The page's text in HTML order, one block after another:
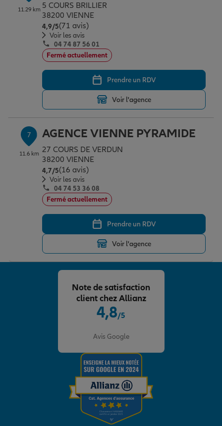
11.29 km 5 COURS BRILLIER
38200 VIENNE
4,9/5Note de 4.9 sur 5
(71 avis)
Voir les avis
04 74 87 56 01
Fermé actuellement
Prendre un RDV
Voir l'agence
7
11.6 km
AGENCE VIENNE PYRAMIDE
27 COURS DE VERDUN
38200 VIENNE
4,7/5Note de 4.7 sur 5
(16 avis)
Voir les avis
04 74 53 36 08
Fermé actuellement
Prendre un RDV
Voir l'agence
4,8/5
Avis Google
Note de satisfaction
client chez Allianz